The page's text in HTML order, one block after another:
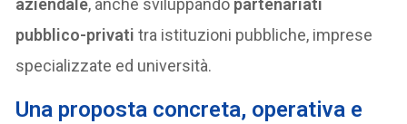
aziendale, anche sviluppando partenariati
pubblico-privatitra istituzioni pubbliche, imprese
specializzate ed università.
Una proposta concreta, operativa e